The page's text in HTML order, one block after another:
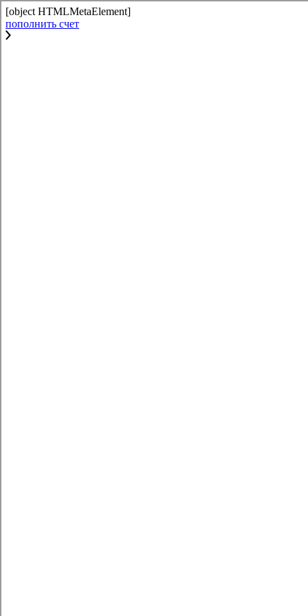
[object HTMLMetaElement]
пополнить счет